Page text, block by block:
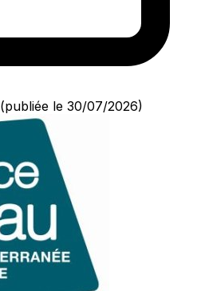
(publiée le 30/07/2026)